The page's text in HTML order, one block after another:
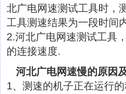
北广电网速测试工具时，
工具测速结果为一段时间
2.河北广电网速测试工具
的连接速度.
河北广电网速慢的原因
1、测速的机子正在运行